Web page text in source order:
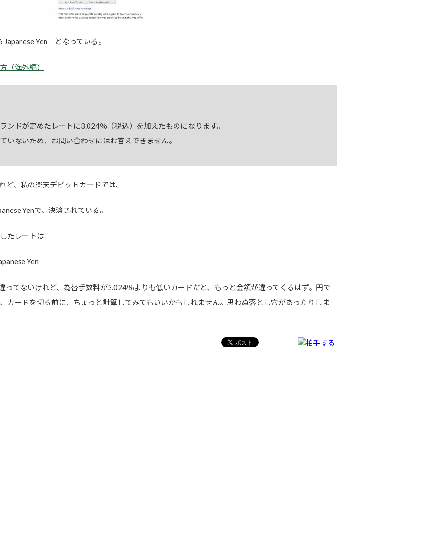
Yen となっている。
（海外編）
ンドが定めたレートに3.024％（税込）を加えたものになります。
いないため、お問い合わせにはお答えできません。
ど、私の楽天デビットカードでは、
Yenで、決済されている。
たレートは
Yen
ってないけれど、為替手数料が3.024％よりも低いカードだと、もっと金額が違ってくるはず。円で
カードを切る前に、ちょっと計算してみてもいいかもしれません。思わぬ落とし穴があったりしま